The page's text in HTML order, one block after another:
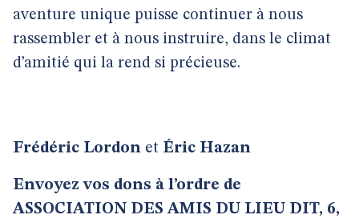
aventure unique puisse continuer à nous
rassembler et à nous instruire, dans le climat
d’amitié qui la rend si précieuse.
Frédéric Lordon et Éric Hazan
Envoyez vos dons à l’ordre de
ASSOCIATION DES AMIS DU LIEU DIT, 6,